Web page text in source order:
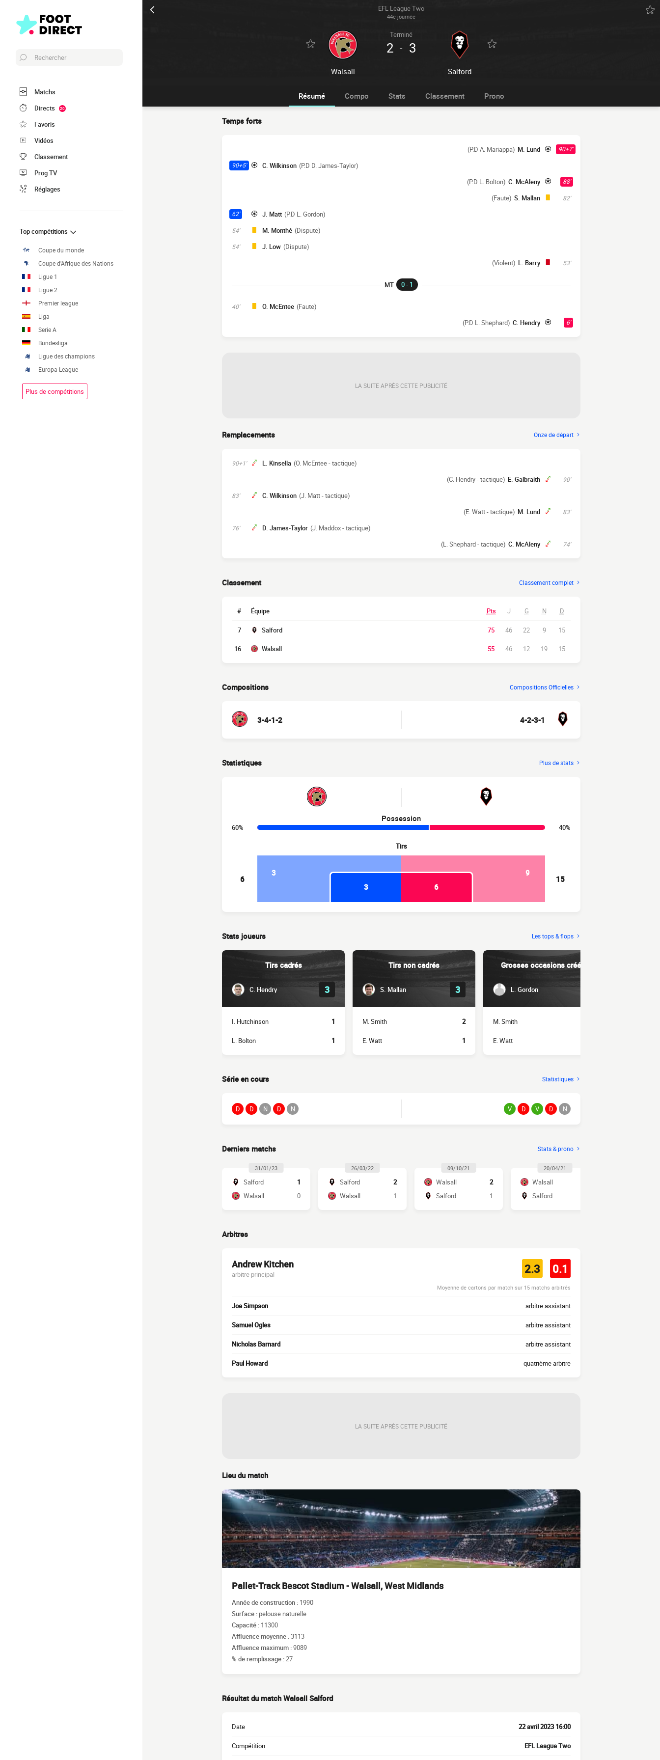
EFL League Two
44e journée
Walsall
Terminé
2 - 3
Salford
Rechercher
Matchs
Directs
20
Favoris
Vidéos
Classement
Prog TV
Réglages
Top compétitions
Coupe du monde
Coupe d'Afrique des Nations
Ligue 1
Ligue 2
Premier league
Liga
Serie A
Bundesliga
Ligue des champions
Europa League
Plus de compétitions
Résumé Compo Stats Classement Prono
Temps forts
90+7'
M. Lund
(P.D A. Mariappa)
90+5' C. Wilkinson (P.D D. James-Taylor)
88'
C. McAleny
(P.D L. Bolton)
82'
S. Mallan
(Faute)
62' J. Matt (P.D L. Gordon)
54' M. Monthé (Dispute)
54' J. Low (Dispute)
53'
L. Barry
(Violent)
MT 0 - 1
40' O. McEntee (Faute)
6'
C. Hendry
(P.D L. Shephard)
LA SUITE APRÈS CETTE PUBLICITÉ
Remplacements Onze de départ
90+1' L. Kinsella (O. McEntee - tactique)
90'
E. Galbraith
(C. Hendry - tactique)
83' C. Wilkinson (J. Matt - tactique)
83'
M. Lund
(E. Watt - tactique)
76' D. James-Taylor (J. Maddox - tactique)
74'
C. McAleny
(L. Shephard - tactique)
Classement Classement complet
# Équipe Pts J G N D
7 Salford 75 46 22 9 15
16 Walsall 55 46 12 19 15
Compositions Compositions Officielles
3-4-1-2 4-2-3-1
Statistiques Plus de stats
Possession
60% 40%
Tirs
6
3
9
3
6
15
Stats joueurs Les tops & flops
Tirs cadrés
C. Hendry 3
I. Hutchinson 1
L. Bolton 1
Tirs non cadrés
S. Mallan 3
M. Smith 2
E. Watt 1
Grosses occasions créées
L. Gordon
M. Smith
E. Watt
Série en cours Statistiques
D D N D N V D V D N
Derniers matchs Stats & prono
31/01/23
Salford
1
Walsall
0
26/03/22
Salford
2
Walsall
1
09/10/21
Walsall
2
Salford
1
20/04/21
Walsall
Salford
Arbitres
Andrew Kitchen
arbitre principal 2.3 0.1
Moyenne de cartons par match sur 15 matchs arbitrés
Joe Simpson arbitre assistant
Samuel Ogles arbitre assistant
Nicholas Barnard arbitre assistant
Paul Howard quatrième arbitre
LA SUITE APRÈS CETTE PUBLICITÉ
Lieu du match
Pallet-Track Bescot Stadium - Walsall, West Midlands
Année de construction : 1990
Surface : pelouse naturelle
Capacité : 11300
Affluence moyenne :3113
Affluence maximum :9089
% de remplissage :27
Résultat du match Walsall Salford
Date 22 avril 2023 16:00
Compétition EFL League Two